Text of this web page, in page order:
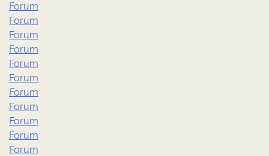
Forum
Forum
Forum
Forum
Forum
Forum
Forum
Forum
Forum
Forum
Forum